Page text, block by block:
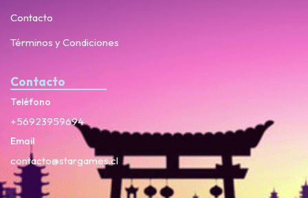
Contacto
Términos y Condiciones
Contacto
Teléfono
+56923959694
Email
contacto@stargames.cl